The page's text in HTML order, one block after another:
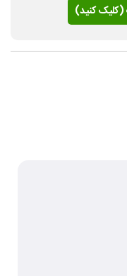
(کلیک کنید)